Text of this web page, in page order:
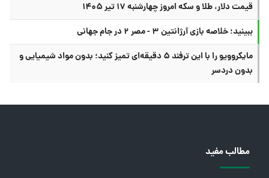
قیمت دلار، طلا و سکه امروز چهارشنبه ۱۷ تیر ۱۴۰۵
ببینید؛ خلاصه بازی آرژانتین ۳ - مصر ۲ در جام جهانی
مایکروویو را با این ترفند ۵ دقیقه‌ای تمیز کنید؛ بدون مواد شیمیایی و
بدون دردسر
مطالب مفید